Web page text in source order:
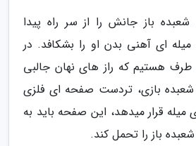
باز جانش را از سر راه پیدا
میله ای آهنی بدن او را بشکافد. در
طرف هستیم که راز های نهان جالبی
شعبده بازی، تردست صفحه ای فلزی
قرار میدهد، این صفحه باید به
باز را تحمل کند.